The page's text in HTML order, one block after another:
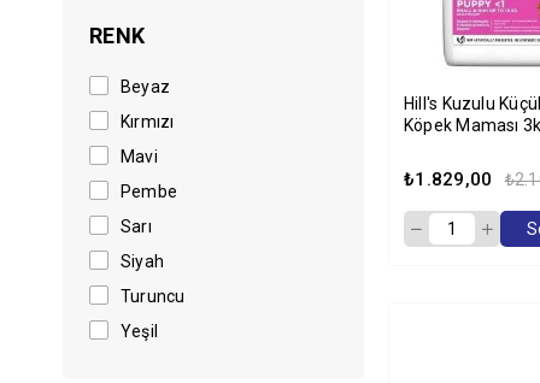
Crocus
Dog Chow
Dr. Sacchi
Eastland
Econature
Enjoy
Felicia
Ferplast
Flamingo
RENK
Beyaz
Kırmızı
Mavi
Pembe
Sarı
Siyah
Turuncu
Yeşil
Hill's Kuzulu
Köpek Maması
₺1.829,00